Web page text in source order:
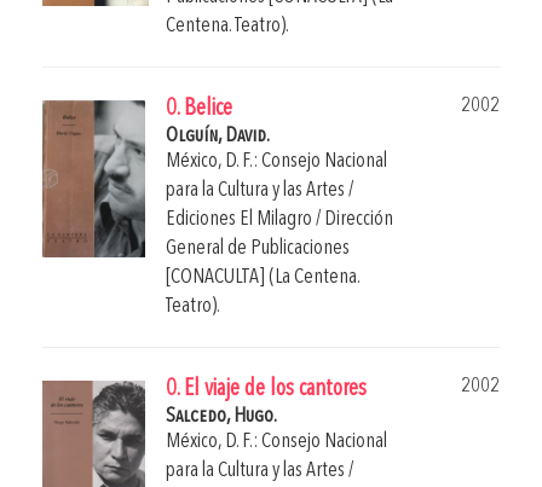
Centena. Teatro).
0. Belice
2002
Olguín, David.
México, D. F.: Consejo Nacional
para la Cultura y las Artes /
Ediciones El Milagro / Dirección
General de Publicaciones
[CONACULTA] (La Centena.
Teatro).
0. El viaje de los cantores
2002
Salcedo, Hugo.
México, D. F.: Consejo Nacional
para la Cultura y las Artes /